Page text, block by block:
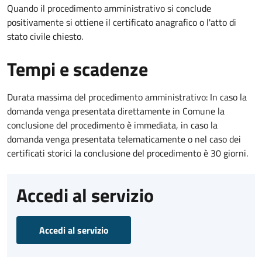
Quando il procedimento amministrativo si conclude
positivamente si ottiene il certificato anagrafico o l'atto di
stato civile chiesto.
Tempi e scadenze
Durata massima del procedimento amministrativo: In caso la
domanda venga presentata direttamente in Comune la
conclusione del procedimento è immediata, in caso la
domanda venga presentata telematicamente o nel caso dei
certificati storici la conclusione del procedimento è 30 giorni.
Accedi al servizio
Accedi al servizio